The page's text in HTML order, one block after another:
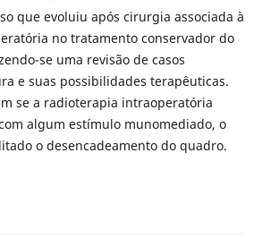
que evoluiu após cirurgia associada à
no tratamento conservador do
se uma revisão de casos
e suas possibilidades terapêuticas.
se a radioterapia intraoperatória
algum estímulo munomediado, o
o desencadeamento do quadro.